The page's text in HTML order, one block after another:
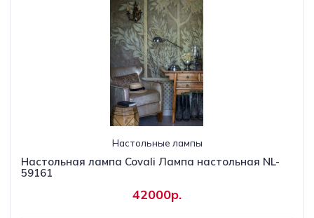
Настольные лампы
Настольная лампа Covali Лампа настольная NL-
59161
42000р.